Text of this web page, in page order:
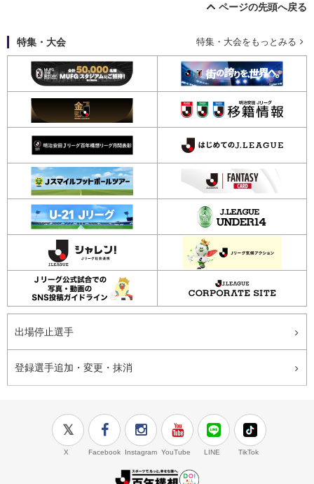
ページの先頭へ戻る
特集・大会 特集・大会をもっとみる
出場停止選手
登録選手追加・変更・抹消
X Facebook Instagram YouTube LINE TikTok